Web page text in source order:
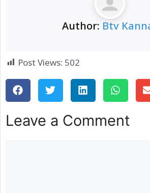
Author: Btv
Post Views: 502
Leave a Comment